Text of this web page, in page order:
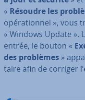
« Résoudre les
opé­ra­tion­nel », vous
« Windows Update ».
entrée, le bouton «
des problèmes »
taire afin de corriger